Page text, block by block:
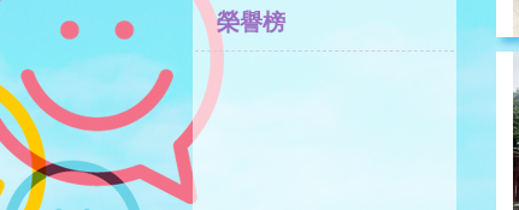
榮譽榜